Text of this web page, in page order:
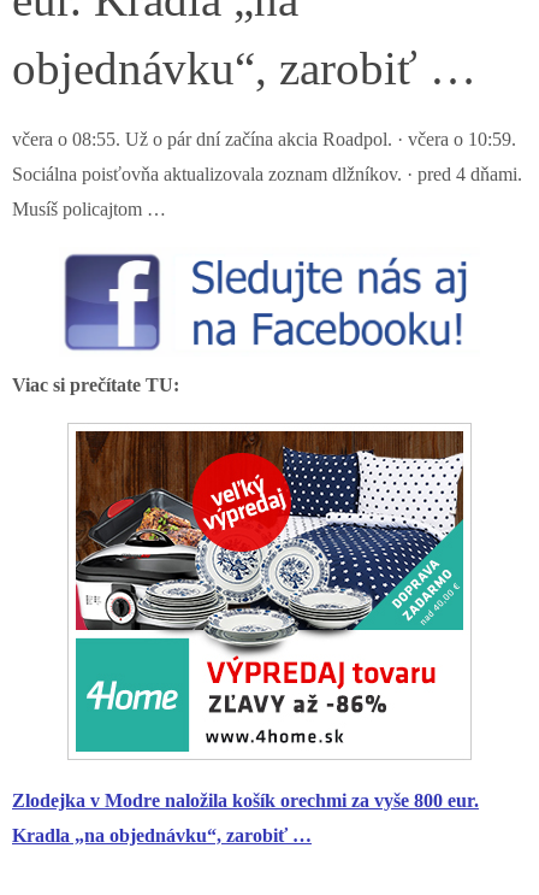
objednávku“, zarobiť …
včera o 08:55. Už o pár dní začína akcia Roadpol. · včera o 10:59.
Sociálna poisťovňa aktualizovala zoznam dlžníkov. · pred 4 dňami.
Musíš policajtom …
Viac si prečítate TU:
Zlodejka v Modre naložila košík orechmi za vyše 800 eur.
Kradla „na objednávku“, zarobiť …